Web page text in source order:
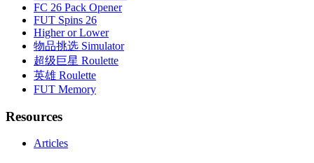
FC 26 Pack Opener
FUT Spins 26
Higher or Lower
物品挑选 Simulator
超级巨星 Roulette
英雄 Roulette
FUT Memory
Resources
Articles